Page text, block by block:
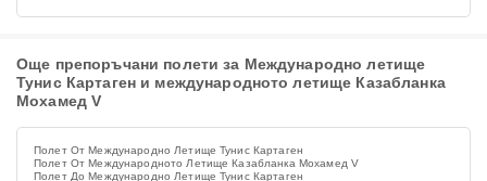
Още препоръчани полети за Международно летище
Тунис Картаген и международното летище Казабланка
Мохамед V
Полет От Международно Летище Тунис Картаген
Полет От Международното Летище Казабланка Мохамед V
Полет До Международно Летище Тунис Картаген